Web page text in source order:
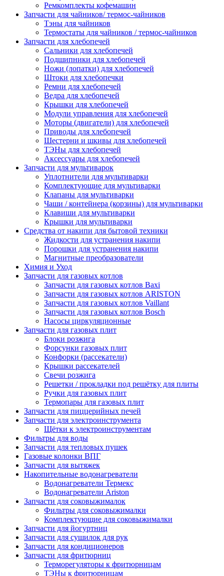
Ремкомплекты кофемашин
Запчасти для чайников/ термос-чайников
Тэны для чайников
Термостаты для чайников / термос-чайников
Запчасти для хлебопечей
Сальники для хлебопечей
Подшипники для хлебопечей
Ножи (лопатки) для хлебопечей
Штоки для хлебопечки
Ремни для хлебопечей
Ведра для хлебопечей
Крышки для хлебопечей
Модули управления для хлебопечей
Моторы (двигатели) для хлебопечей
Приводы для хлебопечей
Шестерни и шкивы для хлебопечей
ТЭНы для хлебопечей
Аксессуары для хлебопечей
Запчасти для мультиварок
Уплотнители для мультиварки
Комплектующие для мультиварки
Клапаны для мультиварки
Чаши / контейнера (корзины) для мультиварки
Клавиши для мультиварки
Крышки для мультиварки
Средства от накипи для бытовой техники
Жидкости для устранения накипи
Порошки для устранения накипи
Магнитные преобразователи
Химия и Уход
Запчасти для газовых котлов
Запчасти для газовых котлов Baxi
Запчасти для газовых котлов ARISTON
Запчасти для газовых котлов Vaillant
Запчасти для газовых котлов Bosch
Насосы циркуляционные
Запчасти для газовых плит
Блоки розжига
Форсунки газовых плит
Конфорки (рассекатели)
Крышки рассекателей
Свечи розжига
Решетки / прокладки под решётку для плиты
Ручки для газовых плит
Термопары для газовых плит
Запчасти для пиццерийных печей
Запчасти для электроинструмента
Щётки к электроинструментам
Фильтры для воды
Запчасти для тепловых пушек
Газовые колонки ВПГ
Запчасти для вытяжек
Накопительные водонагреватели
Водонагреватели Термекс
Водонагреватели Ariston
Запчасти для соковыжималок
Фильтры для соковыжималки
Комплектующие для соковыжималки
Запчасти для йогуртниц
Запчасти для сушилок для рук
Запчасти для кондиционеров
Запчасти для фритюрниц
Терморегуляторы к фритюрницам
ТЭНы к фритюрницам